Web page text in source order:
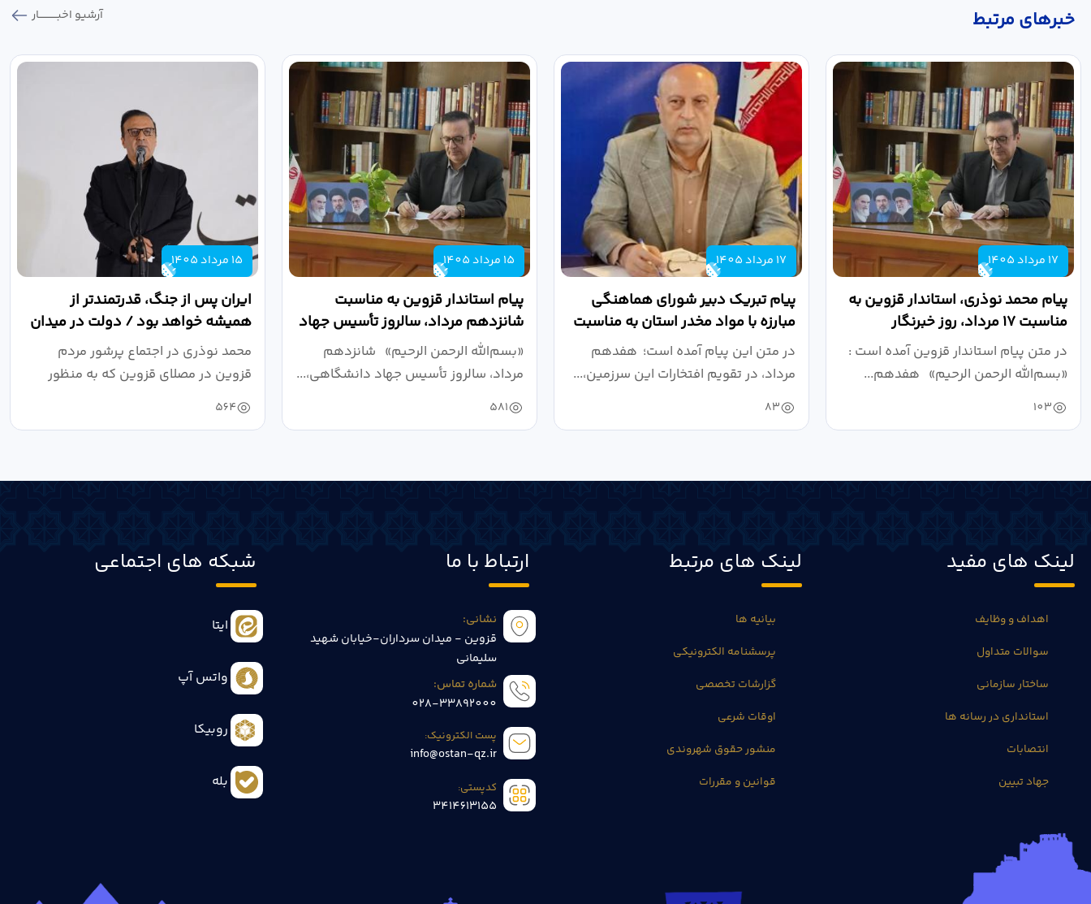
خبر‌های مرتبط آرشیو اخبـــــــــــار
17 مرداد 1405
پیام محمد نوذری، استاندار قزوین به
مناسبت ۱۷ مرداد، روز خبرنگار
در متن پیام استاندار قزوین آمده است :
«بسم‌الله الرحمن الرحیم» هفدهم...
103
17 مرداد 1405
پیام تبریک دبیر شورای هماهنگی
مبارزه با مواد مخدر استان به مناسبت
روز خبرنگار...
در متن این پیام آمده است؛ هفدهم
مرداد، در تقویم افتخارات این سرزمین،...
83
15 مرداد 1405
پیام استاندار قزوین به مناسبت
شانزدهم مرداد، سالروز تأسیس جهاد
دانشگاهی
«بسم‌الله الرحمن الرحیم» شانزدهم
مرداد، سالروز تأسیس جهاد دانشگاهی،...
581
15 مرداد 1405
ایران پس از جنگ، قدرتمندتر از
همیشه خواهد بود / دولت در میدان
نبرد اقتصادی،...
محمد نوذری در اجتماع پرشور مردم
قزوین در مصلای قزوین که به منظور
خون‌خواهی...
564
لینک های مفید
اهداف و وظایف
سوالات متداول
ساختار سازمانی
استانداری در رسانه ها
انتصابات
جهاد تبیین
لینک های مرتبط
بیانیه ها
پرسشنامه الکترونیکی
گزارشات تخصصی
اوقات شرعی
منشور حقوق شهروندی
قوانین و مقررات
ارتباط با ما
نشانی:
قزوین - میدان سرداران-خیابان شهید
سلیمانی
شماره تماس:
028-33892000
پست الکترونیک:
info@ostan-qz.ir
کدپستی:
3414613155
شبکه های اجتماعی
ایتا
واتس آپ
روبیکا
بله